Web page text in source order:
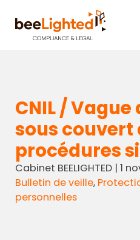
CNIL /
sous couvert
procédures
Cabinet BEELIGHTED| 1
Bulletin de veille,
personnelles